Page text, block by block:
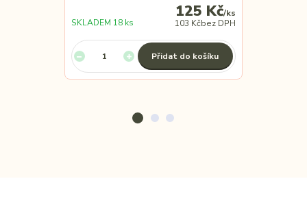
125 Kč/ks
103 Kčbez DPH
SKLADEM 18 ks
Přidat do košíku